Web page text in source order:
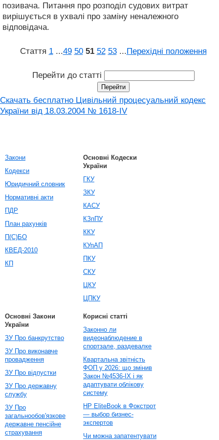
позивача. Питання про розподіл судових витрат
вирішується в ухвалі про заміну неналежного
відповідача.
Стаття 1 ...49 50 51 52 53 ...Перехідні положення
Перейти до статті
Скачать бесплатно Цивільний процесуальний кодекс
України від 18.03.2004 № 1618-IV
Закони
Кодекси
Юридичний словник
Нормативні акти
ПДР
План рахунків
П(С)БО
КВЕД-2010
КП
Основні Кодески
України
ГКУ
ЗКУ
КАСУ
КЗпПУ
ККУ
КУпАП
ПКУ
СКУ
ЦКУ
ЦПКУ
Основні Закони
України
ЗУ Про банкрутство
ЗУ Про виконавче
провадження
ЗУ Про відпустки
ЗУ Про державну
службу
ЗУ Про
загальнообов'язкове
державне пенсійне
страхування
Корисні статті
Законно ли
видеонаблюдение в
спортзале, раздевалке
Квартальна звітність
ФОП у 2026: що змінив
Закон №4536-IX і як
адаптувати облікову
систему
HP EliteBook в Фокстрот
— выбор бизнес-
экспертов
Чи можна запатентувати